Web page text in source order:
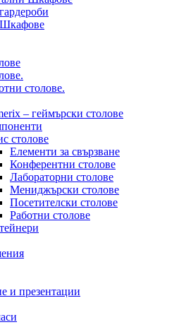
столове.
– геймърски столове
столове
Елементи за свързване
Конферентни столове
Лабораторни столове
Мениджърски столове
Посетителски столове
Работни столове
и презентации